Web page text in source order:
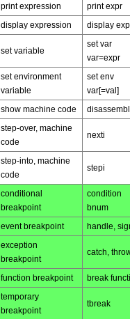
print expression
print expr
display expression
display
set variable
set var
var=expr
set environment
variable
set env
var[=val]
show machine code
step-over, machine
code
nexti
step-into, machine
code
stepi
conditional
breakpoint
condition
bnum
event breakpoint
handle,
exception
breakpoint
catch,
function breakpoint
break
temporary
breakpoint
tbreak